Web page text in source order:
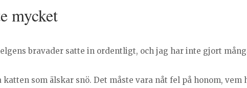
mycket
bravader satte in ordentligt, och jag har inte gjort
som älskar snö. Det måste vara nåt fel på honom, vem